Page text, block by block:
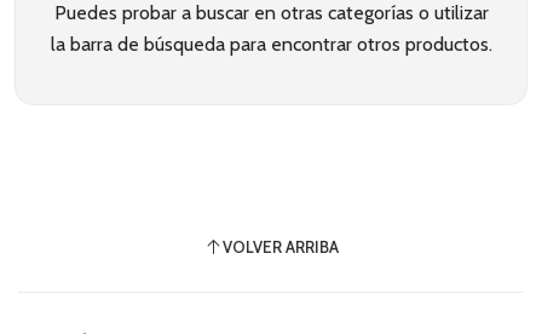
Puedes probar a buscar en otras categorías o utilizar
la barra de búsqueda para encontrar otros productos.
VOLVER ARRIBA